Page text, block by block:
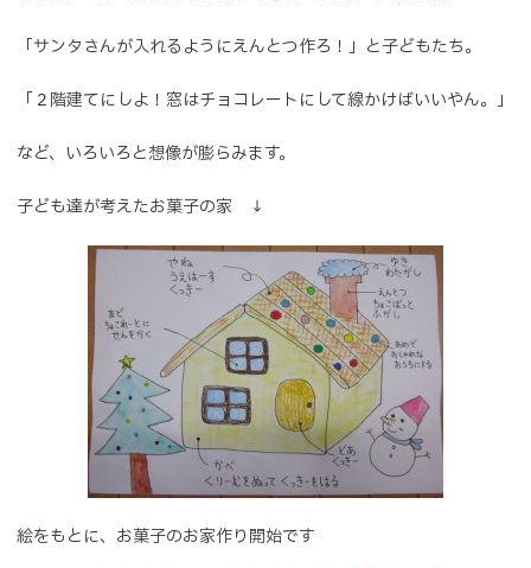
「サンタさんが入れるようにえんとつ作ろ！」と子どもたち。
「２階建てにしよ！窓はチョコレートにして線かけばいいやん。」
など、いろいろと想像が膨らみます。
子ども達が考えたお菓子の家 ↓
絵をもとに、お菓子のお家作り開始です